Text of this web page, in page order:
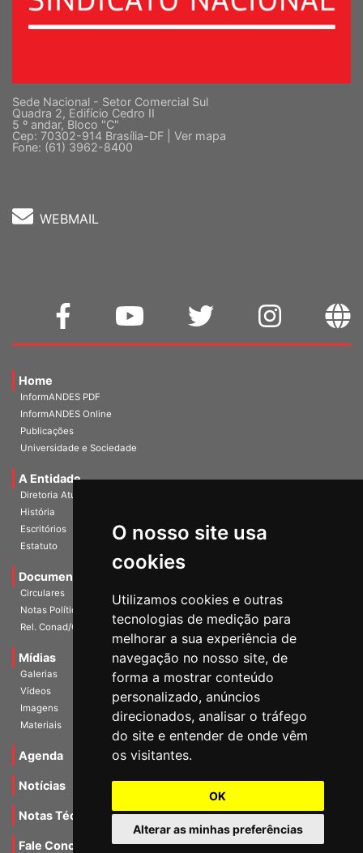
O nosso site usa
cookies
Utilizamos cookies e outras
tecnologias de medição para
melhorar a sua experiência de
navegação no nosso site, de
forma a mostrar conteúdo
personalizado, anúncios
direcionados, analisar o tráfego
do site e entender de onde vêm
os visitantes.
OK
Alterar as minhas preferências
Sede Nacional - Setor Comercial Sul
Quadra 2, Edifício Cedro II
5 º andar, Bloco "C"
Cep: 70302-914 Brasília-DF | Ver mapa
Fone: (61) 3962-8400
WEBMAIL
Home
InformANDES PDF
InformANDES Online
Publicações
Universidade e Sociedade
A Entidade
Diretoria Atual
História
Escritórios
Estatuto
Documentos
Circulares
Notas Políticas
Rel. Conad/Congresso
Mídias
Galerias
Vídeos
Imagens
Materiais
Agenda
Notícias
Notas Técnicas
Fale Conocsco